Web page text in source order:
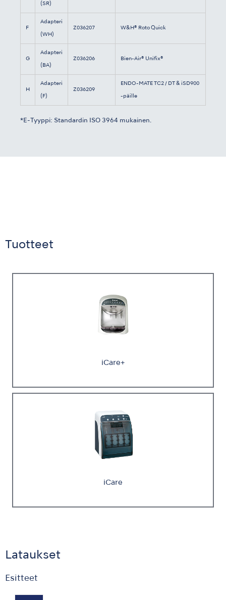
(SR)
F
Adapteri
(WH)
Z036207 W&H® Roto Quick
G
Adapteri
(BA)
Z036206 Bien-Air® Unifix®
H
Adapteri
(F)
Z036209
ENDO-MATE TC2 / DT & iSD900
-päille
*E-Tyyppi: Standardin ISO 3964 mukainen.
Tuotteet
iCare+
iCare
Lataukset
Esitteet